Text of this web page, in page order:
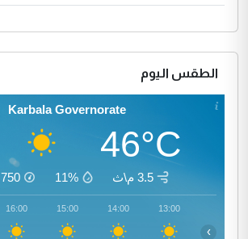
الطقس اليوم
Karbala Governorate
46°C
3.5 م\ث 11%
750
13:00
14:00
15:00
16:00
›